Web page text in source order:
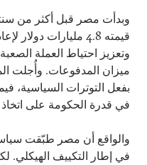
وبدأت مصر قبل أكثر من
قيمته 4.8 مليارات
وتعزيز احتياط العملة
ميزان المدفوعات. وأُجلت
بفعل التوترات السياسية،
في قدرة الحكومة على اتخاذ
والواقع أن مصر طبّقت
في إطار التكييف الهيكلي.